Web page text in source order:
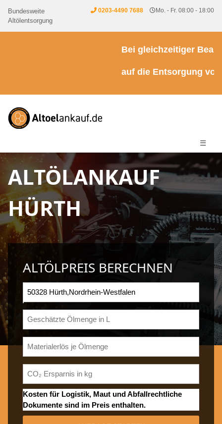
Bundesweite
Altölentsorgung
0203-4490 7688 Mo. - Fr. 08:00 - 18:00
Bei gleichzeitiger
auf die Entsorgung von
☰
ALTÖLANKAUF
HÜRTH
ALTÖLPREIS BERECHNEN
Kosten für Logistik, Maut und Abfallrechtliche
Dokumente sind im Preis enthalten.